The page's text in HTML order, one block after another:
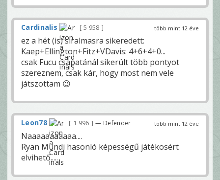
több mint 12 éve
Cardinalis 5 958
ez a hét (is) siralmasra sikeredett:
Kaep+Ellington+Fitz+VDavis: 4+6+4+0...
csak Fucu csapatánál sikerült több pontyot
szereznem, csak kár, hogy most nem vele
játszottam 😉
több mint 12 éve
Leon78 1 996 — Defender
Naaaaaaaaaaa....
Ryan Mundi hasonló képességű játékosért
elvihető.....